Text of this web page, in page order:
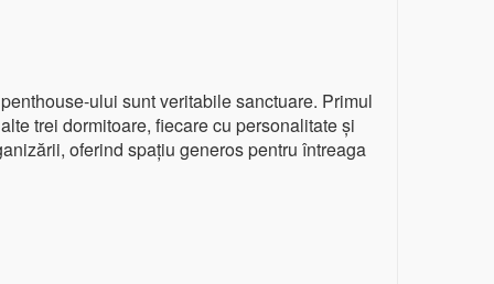
ului sunt veritabile sanctuare. Primul
trei dormitoare, fiecare cu personalitate și
oferind spațiu generos pentru întreaga